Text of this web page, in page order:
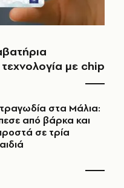
με chip
στα Μάλια:
από βάρκα και
σε τρία